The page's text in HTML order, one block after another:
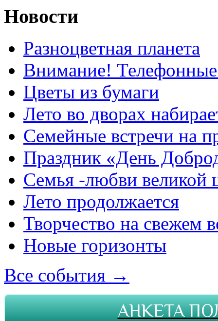
Новости
Разноцветная планета
Внимание!
Цветы из бумаги
Лето во дворах
Семейные встречи на
Праздник «День
Семья -любви великой
Лето продолжается
Творчество на свежем
Новые горизонты
Все события →
АНКЕТА